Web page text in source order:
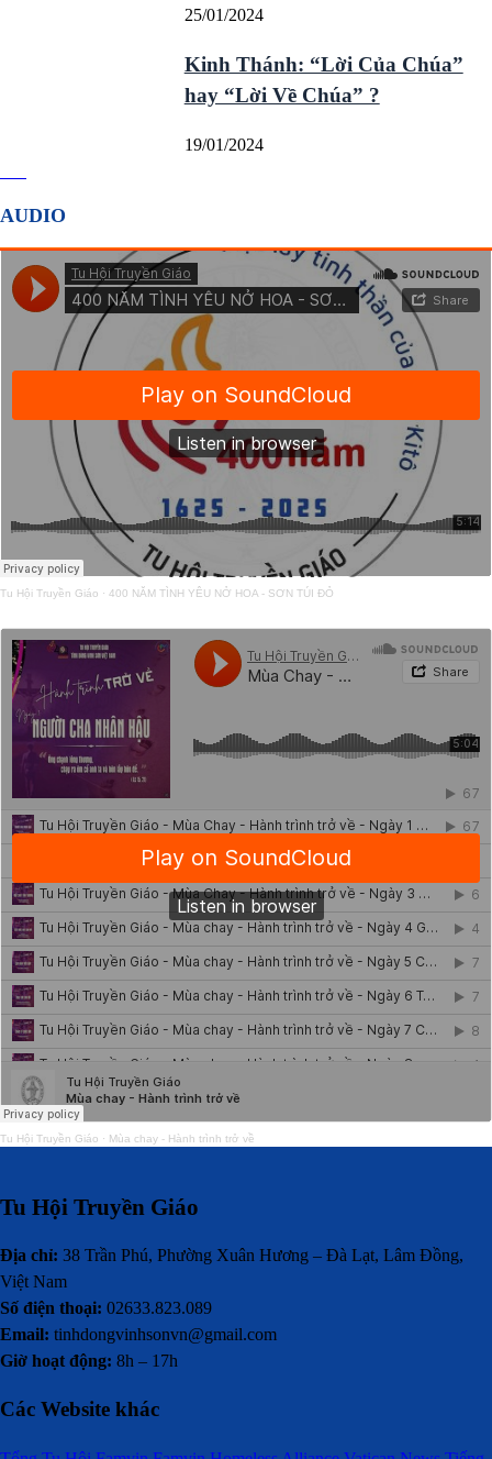
25/01/2024
Kinh Thánh: “Lời Của Chúa”
hay “Lời Về Chúa” ?
19/01/2024
AUDIO
Tu Hội Truyền Giáo · 400 NĂM TÌNH YÊU NỞ HOA - SƠN TÚI ĐỎ
Tu Hội Truyền Giáo · Mùa chay - Hành trình trở về
Tu Hội Truyền Giáo
Địa chỉ: 38 Trần Phú, Phường Xuân Hương – Đà Lạt, Lâm Đồng,
Việt Nam
Số điện thoại: 02633.823.089
Email: tinhdongvinhsonvn@gmail.com
Giờ hoạt động: 8h – 17h
Các Website khác